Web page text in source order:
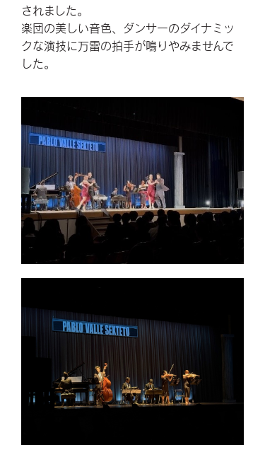
されました。
楽団の美しい音色、ダンサーのダイナミッ
クな演技に万雷の拍手が鳴りやみませんで
した。